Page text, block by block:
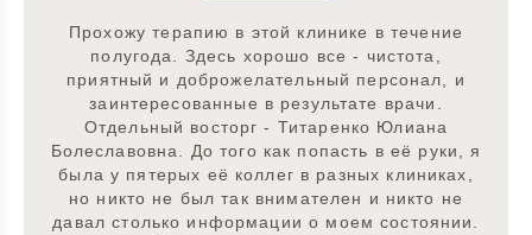
Прохожу терапию в этой клинике в течение
полугода. Здесь хорошо все - чистота,
приятный и доброжелательный персонал, и
заинтересованные в результате врачи.
Отдельный восторг - Титаренко Юлиана
Болеславовна. До того как попасть в её руки, я
была у пятерых её коллег в разных клиниках,
но никто не был так внимателен и никто не
давал столько информации о моем состоянии.